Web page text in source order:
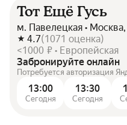
Тот Ещё Гусь
м. Павелецкая •
4.7(1071 оценка)
<1000 ₽ • Европейская
Забронируйте онлайн
Потребуется авторизация
13:00
Сегодня
13:30
Сегодня